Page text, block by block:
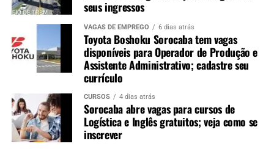
seus ingressos
VAGAS DE EMPREGO 6 dias atrás
Toyota Boshoku Sorocaba tem vagas
disponíveis para Operador de Produção e
Assistente Administrativo; cadastre seu
currículo
CURSOS 4 dias atrás
Sorocaba abre vagas para cursos de
Logística e Inglês gratuitos; veja como se
inscrever